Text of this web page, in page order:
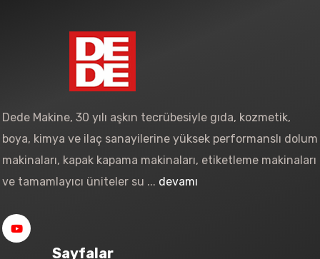
Dede Makine, 30 yılı aşkın tecrübesiyle gıda, kozmetik,
boya, kimya ve ilaç sanayilerine yüksek performanslı dolum
makinaları, kapak kapama makinaları, etiketleme makinaları
ve tamamlayıcı üniteler su ... devamı
Sayfalar